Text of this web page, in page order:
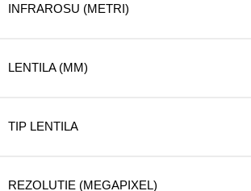
INFRAROSU (METRI)
LENTILA (MM)
TIP LENTILA
REZOLUTIE (MEGAPIXEL)